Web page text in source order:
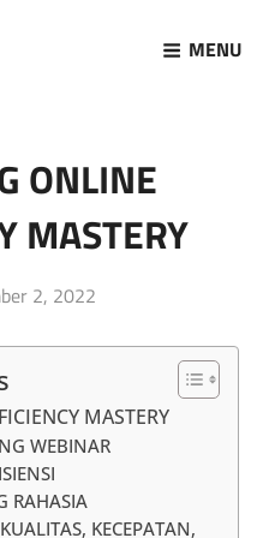
MENU
ONLINE
MASTERY
2, 2022
MASTERY
WEBINAR
RAHASIA
KECEPATAN,